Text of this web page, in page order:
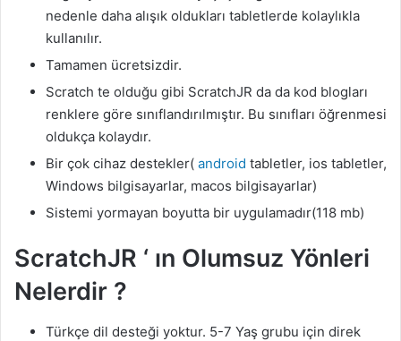
nedenle daha alışık oldukları tabletlerde kolaylıkla
kullanılır.
Tamamen ücretsizdir.
Scratch te olduğu gibi ScratchJR da da kod blogları
renklere göre sınıflandırılmıştır. Bu sınıfları öğrenmesi
oldukça kolaydır.
Bir çok cihaz destekler( android tabletler, ios tabletler,
Windows bilgisayarlar, macos bilgisayarlar)
Sistemi yormayan boyutta bir uygulamadır(118 mb)
ScratchJR ‘ ın Olumsuz Yönleri
Nelerdir ?
Türkçe dil desteği yoktur. 5-7 Yaş grubu için direk